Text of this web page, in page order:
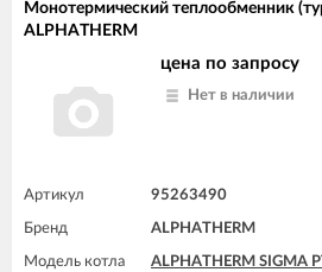
Монотермический теплообменник
ALPHATHERM
цена по запросу
Нет в наличии
Артикул 95263490
Бренд ALPHATHERM
Модель котла
ALPHATHERM SIGMA